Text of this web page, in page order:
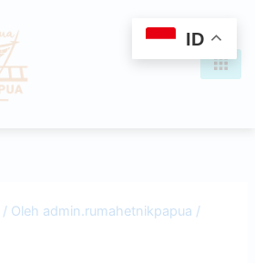
/ Oleh admin.rumahetnikpapua /
ID